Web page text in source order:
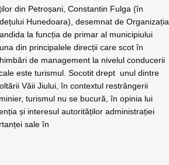
din Petroșani, Constantin Fulga (în
Hunedoara), desemnat de Organizația
la funcția de primar al municipiului
din principalele direcții care scot în
de management la nivelul conducerii
este turismul. Socotit drept unul dintre
Văii Jiului, în contextul restrângerii
turismul nu se bucură, în opinia lui
și interesul autorităților administrației
sale în